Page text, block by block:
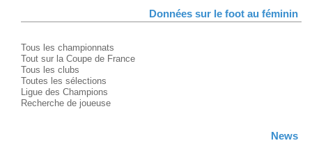
Données sur le foot au féminin
Tous les championnats
Tout sur la Coupe de France
Tous les clubs
Toutes les sélections
Ligue des Champions
Recherche de joueuse
News